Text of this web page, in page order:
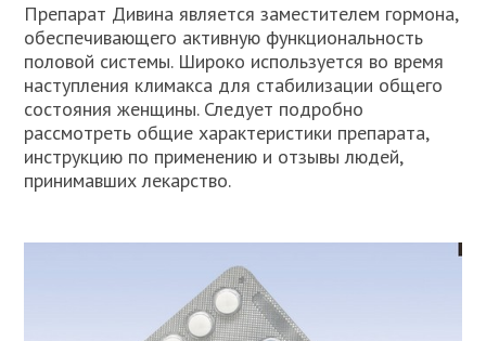
Препарат Дивина является заместителем гормона,
обеспечивающего активную функциональность
половой системы. Широко используется во время
наступления климакса для стабилизации общего
состояния женщины. Следует подробно
рассмотреть общие характеристики препарата,
инструкцию по применению и отзывы людей,
принимавших лекарство.